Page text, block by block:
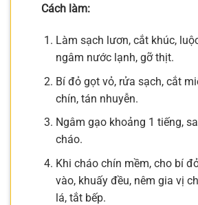
Cách làm:
Làm sạch lươn, cắt khúc,
ngâm nước lạnh, gỡ thịt.
Bí đỏ gọt vỏ, rửa sạch, cắt
chín, tán nhuyễn.
Ngâm gạo khoảng 1 tiếng,
cháo.
Khi cháo chín mềm, cho bí
vào, khuấy đều, nêm gia vị
lá, tắt bếp.